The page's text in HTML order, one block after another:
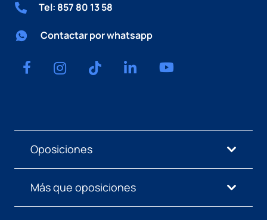
Tel: 857 80 13 58
Contactar por whatsapp
Oposiciones
Más que oposiciones